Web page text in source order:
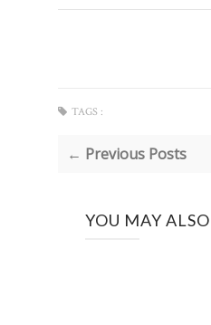
TAGS :
← Previous Posts
YOU MAY